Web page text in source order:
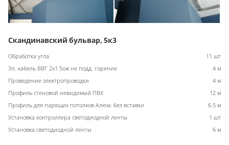
Скандинавский бульвар, 5к3
Обработка угла
11 шт
Эл. кабель ВВГ 2х1.5ож не подд. горение
4 м
Проведение электропроводки
4 м
Профиль стеновой невидимый ПВХ
12 м
Профиль для парящих потолков Алюм. без вставки
6.5 м
Установка контроллера светодиодной ленты
1 шт
Установка светодиодной ленты
6 м